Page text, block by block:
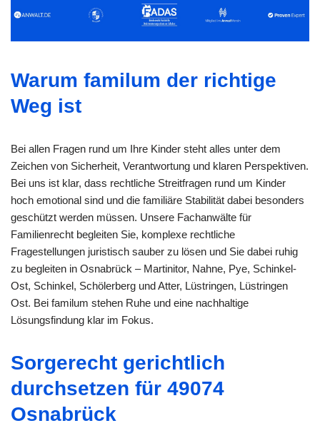
Warum familum der richtige
Weg ist
Bei allen Fragen rund um Ihre Kinder steht alles unter dem
Zeichen von Sicherheit, Verantwortung und klaren Perspektiven.
Bei uns ist klar, dass rechtliche Streitfragen rund um Kinder
hoch emotional sind und die familiäre Stabilität dabei besonders
geschützt werden müssen. Unsere Fachanwälte für
Familienrecht begleiten Sie, komplexe rechtliche
Fragestellungen juristisch sauber zu lösen und Sie dabei ruhig
zu begleiten in Osnabrück – Martinitor, Nahne, Pye, Schinkel-
Ost, Schinkel, Schölerberg und Atter, Lüstringen, Lüstringen
Ost. Bei familum stehen Ruhe und eine nachhaltige
Lösungsfindung klar im Fokus.
Sorgerecht gerichtlich
durchsetzen für 49074
Osnabrück